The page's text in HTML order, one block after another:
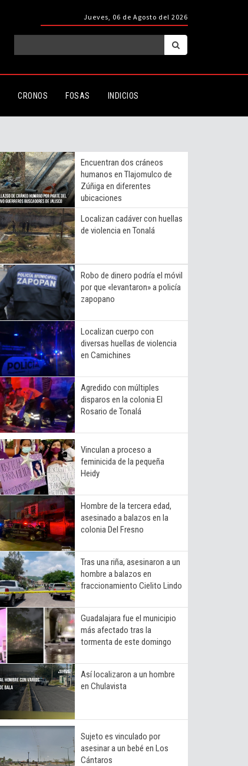
Jueves, 06 de Agosto del 2026
CRONOS FOSAS INDICIOS
Encuentran dos cráneos
humanos en Tlajomulco de
Zúñiga en diferentes
ubicaciones
Localizan cadáver con huellas
de violencia en Tonalá
Robo de dinero podría el móvil
por que «levantaron» a policía
zapopano
Localizan cuerpo con
diversas huellas de violencia
en Camichines
Agredido con múltiples
disparos en la colonia El
Rosario de Tonalá
Vinculan a proceso a
feminicida de la pequeña
Heidy
Hombre de la tercera edad,
asesinado a balazos en la
colonia Del Fresno
Tras una riña, asesinaron a un
hombre a balazos en
fraccionamiento Cielito Lindo
Guadalajara fue el municipio
más afectado tras la
tormenta de este domingo
Así localizaron a un hombre
en Chulavista
Sujeto es vinculado por
asesinar a un bebé en Los
Cántaros